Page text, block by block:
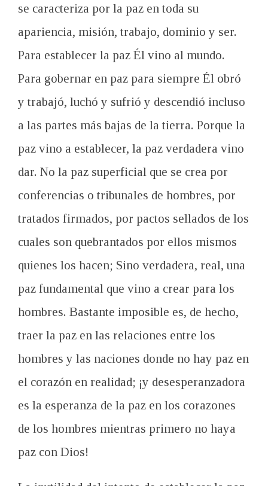
se caracteriza por la paz en toda su
apariencia, misión, trabajo, dominio y ser.
Para establecer la paz Él vino al mundo.
Para gobernar en paz para siempre Él obró
y trabajó, luchó y sufrió y descendió incluso
a las partes más bajas de la tierra. Porque la
paz vino a establecer, la paz verdadera vino
dar. No la paz superficial que se crea por
conferencias o tribunales de hombres, por
tratados firmados, por pactos sellados de los
cuales son quebrantados por ellos mismos
quienes los hacen; Sino verdadera, real, una
paz fundamental que vino a crear para los
hombres. Bastante imposible es, de hecho,
traer la paz en las relaciones entre los
hombres y las naciones donde no hay paz en
el corazón en realidad; ¡y desesperanzadora
es la esperanza de la paz en los corazones
de los hombres mientras primero no haya
paz con Dios!